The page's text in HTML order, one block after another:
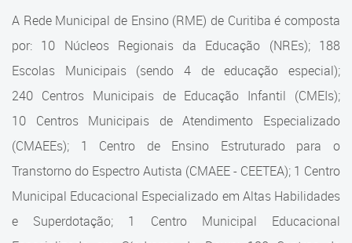
úteis
Portal da Prefeitura de Curitiba
Cadastramento Escolar
Cadastro Online
Portal ICS Instituto Curitiba de
Portal Aprendere
Contato
Estrutura da Secretaria
Estrutura da Secretaria
Superintendência Executiva
Departamento de Logística
A Rede Municipal de Ensino (RME) de Curitiba é composta
por: 10 Núcleos Regionais da Educação (NREs); 188
Escolas Municipais (sendo 4 de educação especial);
240 Centros Municipais de Educação Infantil (CMEIs);
10 Centros Municipais de Atendimento Especializado
(CMAEEs); 1 Centro de Ensino Estruturado para o
Transtorno do Espectro Autista (CMAEE - CEETEA); 1 Centro
Municipal Educacional Especializado em Altas Habilidades
e Superdotação; 1 Centro Municipal Educacional